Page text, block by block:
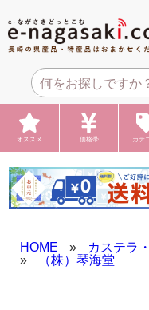
オススメ 価格帯 カテ
HOME » カステラ
»
（株）琴海堂